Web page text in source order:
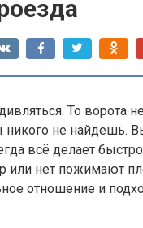
То ворота не
никого не найдешь.
всё делает
или нет пожимают
отношение и